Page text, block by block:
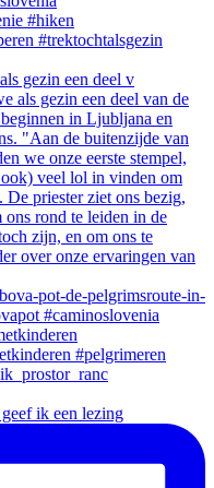
gezin een deel v
ik een lezing